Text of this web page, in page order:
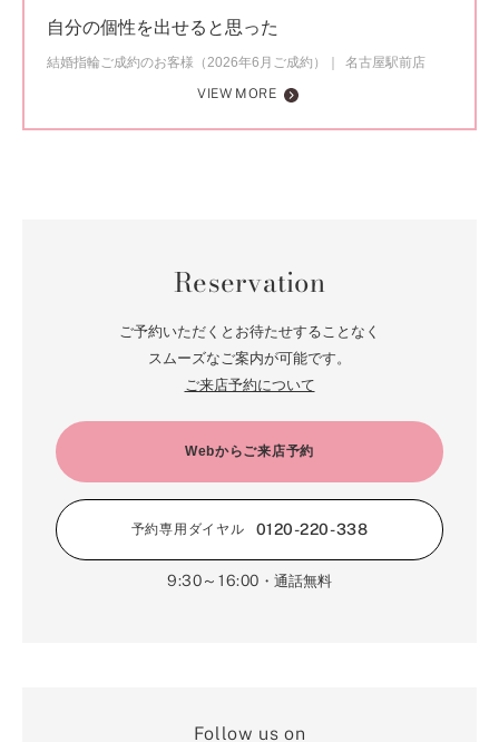
自分の個性を出せると思った
結婚指輪ご成約のお客様（2026年6月ご成約）
名古屋駅前店
VIEW MORE
Reservation
ご予約いただくとお待たせすることなく
スムーズなご案内が可能です。
ご来店予約について
Webからご来店予約
予約専用ダイヤル 0120-220-338
9:30～16:00 ・通話無料
Follow us on